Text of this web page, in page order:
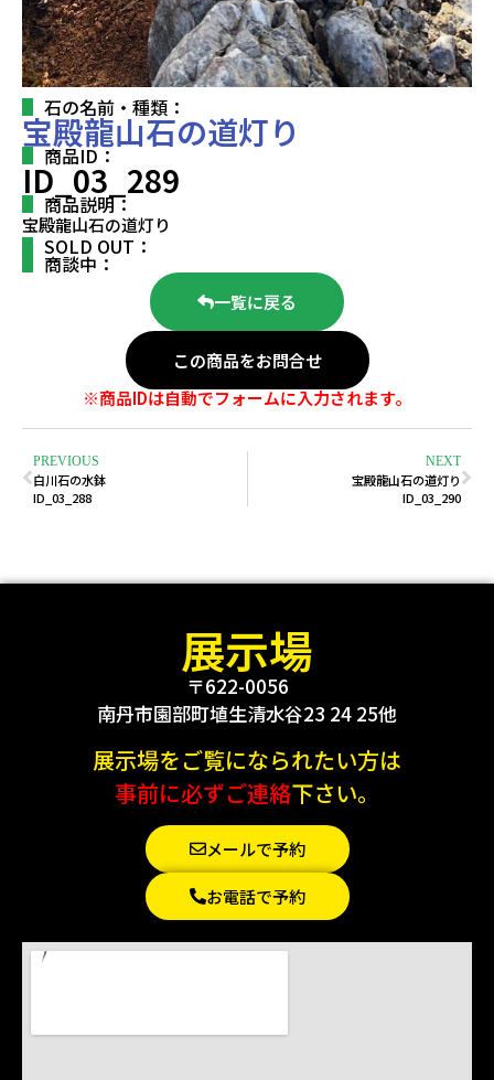
石の名前・種類：
宝殿龍山石の道灯り
商品ID：
ID_03_289
商品説明：
宝殿龍山石の道灯り
SOLD OUT：
商談中：
一覧に戻る
この商品をお問合せ
※商品IDは自動でフォームに入力されます。
PREVIOUS
白川石の水鉢
ID_03_288
NEXT
宝殿龍山石の道灯り
ID_03_290
展示場
〒622-0056
南丹市園部町埴生清水谷23 24 25他
展示場をご覧になられたい方は
事前に必ずご連絡下さい。
メールで予約
お電話で予約